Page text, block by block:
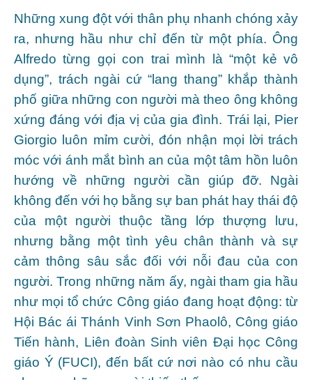
Những xung đột với thân phụ nhanh chóng xảy
ra, nhưng hầu như chỉ đến từ một phía. Ông
Alfredo từng gọi con trai mình là “một kẻ vô
dụng”, trách ngài cứ “lang thang” khắp thành
phố giữa những con người mà theo ông không
xứng đáng với địa vị của gia đình. Trái lại, Pier
Giorgio luôn mỉm cười, đón nhận mọi lời trách
móc với ánh mắt bình an của một tâm hồn luôn
hướng về những người cần giúp đỡ. Ngài
không đến với họ bằng sự ban phát hay thái độ
của một người thuộc tầng lớp thượng lưu,
nhưng bằng một tình yêu chân thành và sự
cảm thông sâu sắc đối với nỗi đau của con
người. Trong những năm ấy, ngài tham gia hầu
như mọi tổ chức Công giáo đang hoạt động: từ
Hội Bác ái Thánh Vinh Sơn Phaolô, Công giáo
Tiến hành, Liên đoàn Sinh viên Đại học Công
giáo Ý (FUCI), đến bất cứ nơi nào có nhu cầu